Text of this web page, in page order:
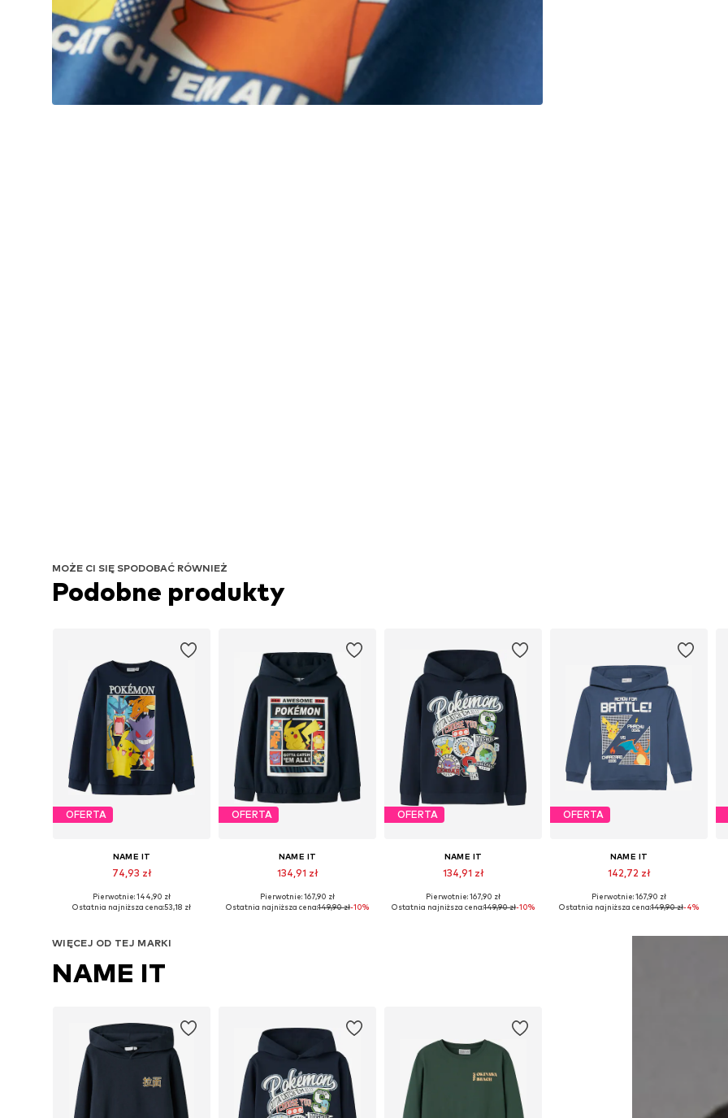
MOŻE CI SIĘ SPODOBAĆ RÓWNIEŻ
Podobne produkty
OFERTA
NAME IT
74,93 zł
Pierwotnie: 144,90 zł
Ostatnia najniższa cena:53,18 zł
OFERTA
NAME IT
134,91 zł
Dostępne w różnych rozmiarach
Pierwotnie: 167,90 zł
Ostatnia najniższa cena:149,90 zł-10%
OFERTA
NAME IT
134,91 zł
Dostępne w różnych rozmiarach
Pierwotnie: 167,90 zł
Ostatnia najniższa cena:149,90 zł-10%
OFERTA
NAME IT
142,72 zł
Pierwotnie: 167,90 zł
Ostatnia najniższa cena:149,90 zł-4%
WIĘCEJ OD TEJ MARKI
NAME IT